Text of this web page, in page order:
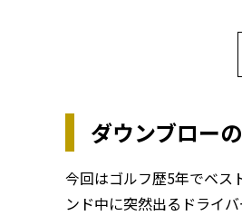
ダウンブロー
今回はゴルフ歴5年でベス
ンド中に突然出るドライ